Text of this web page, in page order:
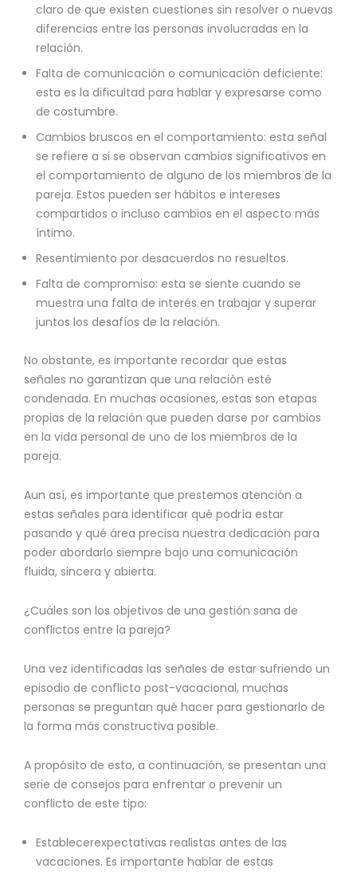
claro de que existen cuestiones sin resolver o nuevas
diferencias entre las personas involucradas en la
relación.
Falta de comunicación o comunicación deficiente:
esta es la dificultad para hablar y expresarse como
de costumbre.
Cambios bruscos en el comportamiento: esta señal
se refiere a si se observan cambios significativos en
el comportamiento de alguno de los miembros de la
pareja. Estos pueden ser hábitos e intereses
compartidos o incluso cambios en el aspecto más
íntimo.
Resentimiento por desacuerdos no resueltos.
Falta de compromiso: esta se siente cuando se
muestra una falta de interés en trabajar y superar
juntos los desafíos de la relación.
No obstante, es importante recordar que estas
señales no garantizan que una relación esté
condenada. En muchas ocasiones, estas son etapas
propias de la relación que pueden darse por cambios
en la vida personal de uno de los miembros de la
pareja.
Aun así, es importante que prestemos atención a
estas señales para identificar qué podría estar
pasando y qué área precisa nuestra dedicación para
poder abordarlo siempre bajo una comunicación
fluida, sincera y abierta.
¿Cuáles son los objetivos de una gestión sana de
conflictos entre la pareja?
Una vez identificadas las señales de estar sufriendo un
episodio de conflicto post-vacacional, muchas
personas se preguntan qué hacer para gestionarlo de
la forma más constructiva posible.
A propósito de esto, a continuación, se presentan una
serie de consejos para enfrentar o prevenir un
conflicto de este tipo:
Establecerexpectativas realistas antes de las
vacaciones. Es importante hablar de estas